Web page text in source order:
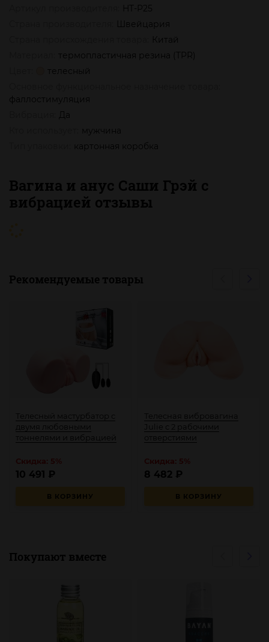
HT-P25
Швейцария
Китай
термопластичная резина (TPR)
телесный
фаллостимуляция
Да
мужчина
картонная коробка
Вагина и анус Саши Грэй с
вибрацией отзывы
Рекомендуемые товары
Телесный мастурбатор с
двумя любовными
тоннелями и вибрацией
В КОРЗИНУ
10 491 ₽
Телесная вибровагина
Julie с 2 рабочими
отверстиями
В КОРЗИНУ
8 482 ₽
Покупают вместе